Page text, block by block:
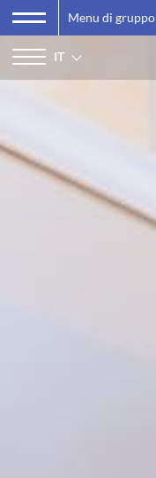
Menu di gruppo
IT